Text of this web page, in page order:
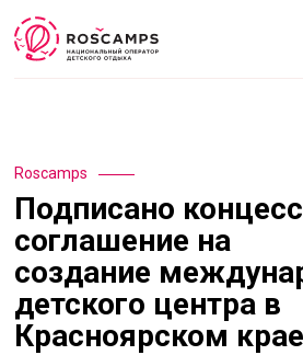
Roscamps
Подписано
соглашение на
создание
детского центра в
Красноярском крае